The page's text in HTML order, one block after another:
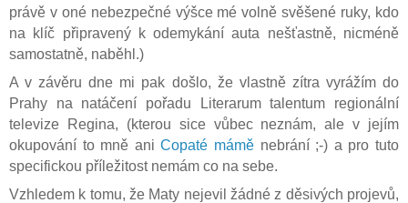
právě v oné nebezpečné výšce mé volně svěšené ruky, kdo
na klíč připravený k odemykání auta nešťastně, nicméně
samostatně, naběhl.)
A v závěru dne mi pak došlo, že vlastně zítra vyrážím do
Prahy na natáčení pořadu Literarum talentum regionální
televize Regina, (kterou sice vůbec neznám, ale v jejím
okupování to mně aniCopaté mámě nebrání ;-) a pro tuto
specifickou příležitost nemám co na sebe.
Vzhledem k tomu, že Maty nejevil žádné z děsivých projevů,